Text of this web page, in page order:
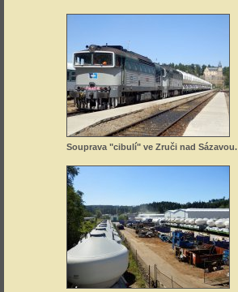
Souprava "cibulí" ve Zruči nad Sázavou.